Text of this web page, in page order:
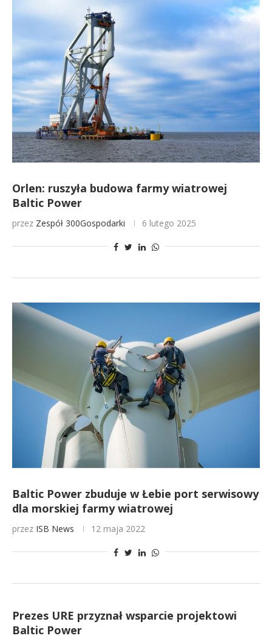
Orlen: ruszyła budowa farmy wiatrowej
Baltic Power
przez Zespół 300Gospodarki 6 lutego 2025
Baltic Power zbuduje w Łebie port serwisowy
dla morskiej farmy wiatrowej
przez ISB News 12 maja 2022
Prezes URE przyznał wsparcie projektowi
Baltic Power